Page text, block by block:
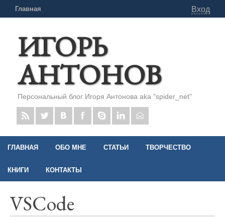
Главная Вход
ИГОРЬ
АНТОНОВ
Персональный блог Игоря Антонова aka "spider_net"
ГЛАВНАЯ ОБО МНЕ СТАТЬИ ТВОРЧЕСТВО
КНИГИ КОНТАКТЫ
VSCode